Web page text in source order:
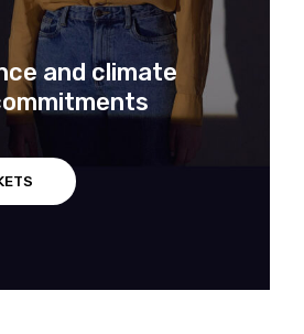
and climate